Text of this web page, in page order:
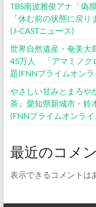
TBS南波雅俊アナ「偽
「休む前の状態に戻り
(J-CASTニュース)
世界自然遺産・奄美大
45万人 「アマミノク
題(FNNプライムオンラ
やさしい甘みとまろや
茶』愛知県新城市・鈴
(FNNプライムオンライ
最近のコメ
表示できるコメントは